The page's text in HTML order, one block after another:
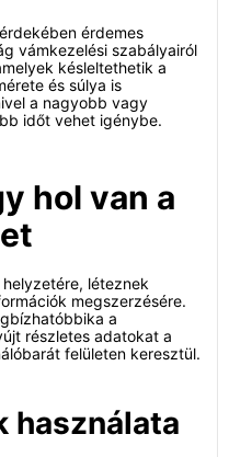
érdemes
vámkezelési szabályairól
késleltethetik a
és súlya is
a nagyobb vagy
időt vehet igénybe.
hol van a
léteznek
megszerzésére.
a
részletes adatokat a
felületen keresztül.
használata